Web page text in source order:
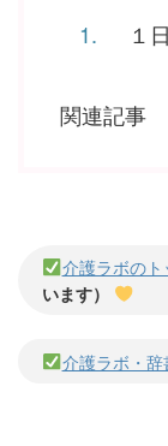
１
関連記事
介護ラボの
います）
介護ラボ・辞